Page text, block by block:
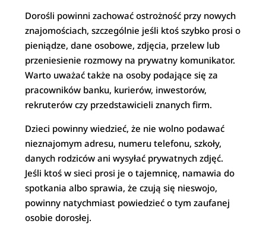
Dorośli powinni zachować ostrożność przy nowych
znajomościach, szczególnie jeśli ktoś szybko prosi o
pieniądze, dane osobowe, zdjęcia, przelew lub
przeniesienie rozmowy na prywatny komunikator.
Warto uważać także na osoby podające się za
pracowników banku, kurierów, inwestorów,
rekruterów czy przedstawicieli znanych firm.
Dzieci powinny wiedzieć, że nie wolno podawać
nieznajomym adresu, numeru telefonu, szkoły,
danych rodziców ani wysyłać prywatnych zdjęć.
Jeśli ktoś w sieci prosi je o tajemnicę, namawia do
spotkania albo sprawia, że czują się nieswojo,
powinny natychmiast powiedzieć o tym zaufanej
osobie dorosłej.